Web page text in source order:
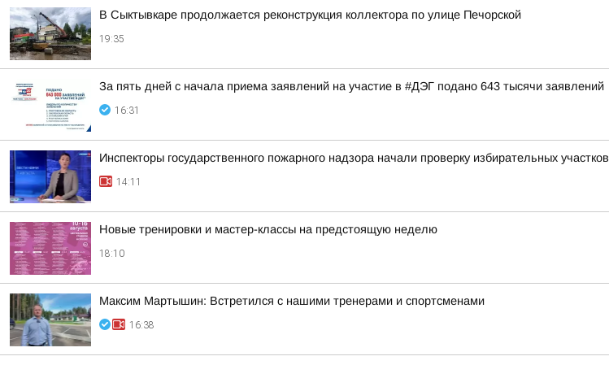
В Сыктывкаре продолжается реконструкция коллектора по улице Печорской
19:35
За пять дней с начала приема заявлений на участие в #ДЭГ подано 643 тысячи заявлений
16:31
Инспекторы государственного пожарного надзора начали проверку избирательных участков
14:11
Новые тренировки и мастер-классы на предстоящую неделю
18:10
Максим Мартышин: Встретился с нашими тренерами и спортсменами
16:38